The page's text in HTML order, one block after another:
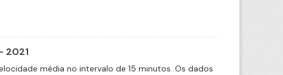
2021
média no intervalo de 15 minutos. Os dados